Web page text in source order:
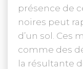
présence de
noires peut
d’un sol. Ces
comme des
la résultante